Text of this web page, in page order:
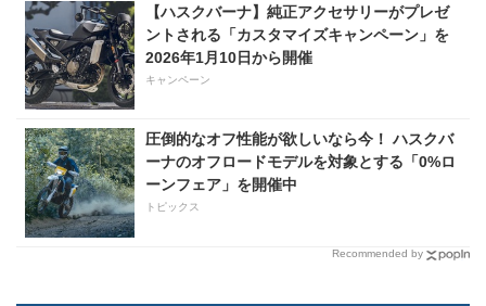
【ハスクバーナ】純正アクセサリーがプレゼ
ントされる「カスタマイズキャンペーン」を
2026年1月10日から開催
キャンペーン
圧倒的なオフ性能が欲しいなら今！ ハスクバ
ーナのオフロードモデルを対象とする「0%ロ
ーンフェア」を開催中
トピックス
Recommended by